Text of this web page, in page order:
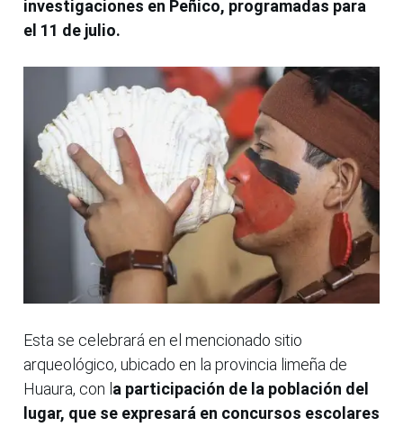
investigaciones en Peñico, programadas para
el 11 de julio.
Esta se celebrará en el mencionado sitio
arqueológico, ubicado en la provincia limeña de
Huaura, con l a participación de la población del
lugar, que se expresará en concursos escolares